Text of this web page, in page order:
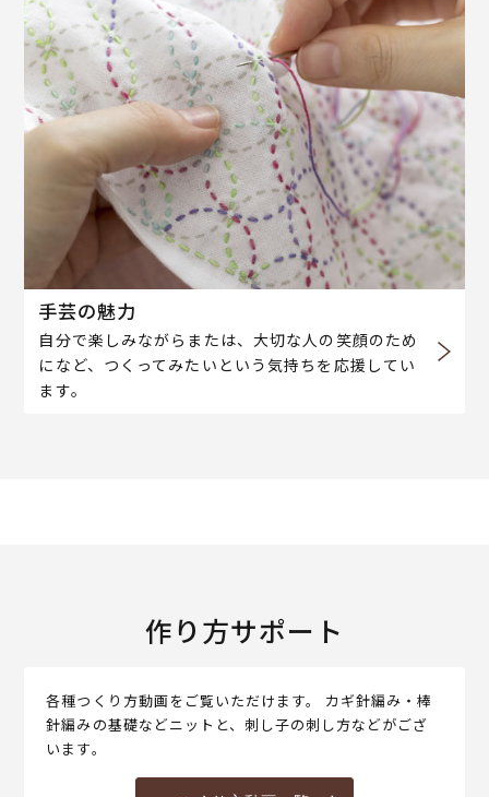
手芸の魅力
自分で楽しみながらまたは、大切な人の笑顔のため
になど、つくってみたいという気持ちを応援してい
ます。
作り方サポート
各種つくり方動画をご覧いただけます。 カギ針編み・棒
針編みの基礎などニットと、刺し子の刺し方などがござ
います。